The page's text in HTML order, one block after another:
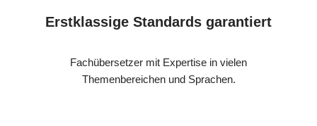
Erstklassige Standards garantiert
Fachübersetzer mit Expertise in vielen
Themenbereichen und Sprachen.